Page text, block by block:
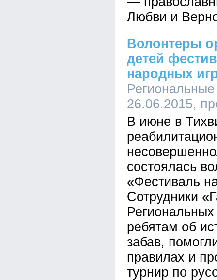
Любви и
Волонтеры
детей
народных
26.06.2015,
В июне в
состоялась
«Фестиваль
Сотрудники
ребятам об
забав,
правилах и
турнир по